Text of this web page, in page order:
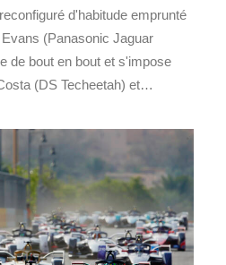
d'habitude emprunté
(Panasonic Jaguar
de bout en bout et s'impose
(DS Techeetah) et…